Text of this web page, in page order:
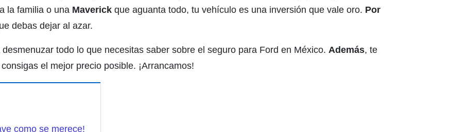
la familia o una Maverick que aguanta todo, tu vehículo es una inversión que vale oro. Por
debas dejar al azar.
desmenuzar todo lo que necesitas saber sobre el seguro para Ford en México. Además, te
el mejor precio posible. ¡Arrancamos!
como se merece!